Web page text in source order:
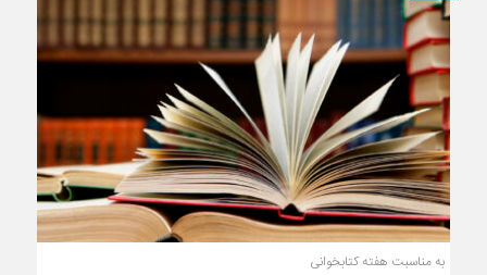
به مناسبت هفته کتابخوانی